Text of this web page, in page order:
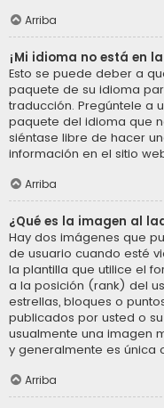
Arriba
¡Mi idioma no está en
Esto se puede deber a
paquete de su idioma
traducción. Pregúntele a
paquete del idioma que
siéntase libre de hacer
información en el sitio
Arriba
¿Qué es la imagen al
Hay dos imágenes que
de usuario cuando esté
la plantilla que utilice el
a la posición (rank) del
estrellas, bloques o
publicados por usted o
usualmente una imagen
y generalmente es única
Arriba